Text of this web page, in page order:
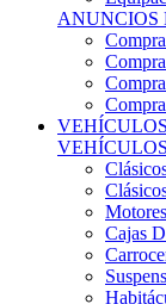
ANUNCIOS
Motores
Cajas